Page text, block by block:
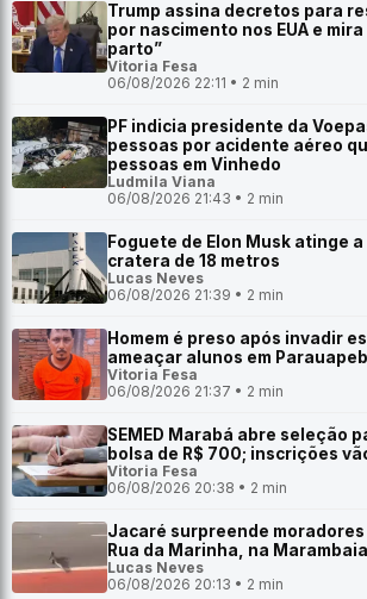
Trump assina decretos para
por nascimento nos EUA e
parto”
Vitoria Fesa
06/08/2026 22:11 • 2 min
PF indicia presidente da
pessoas por acidente aéreo
pessoas em Vinhedo
Ludmila Viana
06/08/2026 21:43 • 2 min
Foguete de Elon Musk atinge
cratera de 18 metros
Lucas Neves
06/08/2026 21:39 • 2 min
Homem é preso após invadir
ameaçar alunos em
Vitoria Fesa
06/08/2026 21:37 • 2 min
SEMED Marabá abre seleção
bolsa de R$ 700; inscrições
Vitoria Fesa
06/08/2026 20:38 • 2 min
Jacaré surpreende
Rua da Marinha, na
Lucas Neves
06/08/2026 20:13 • 2 min